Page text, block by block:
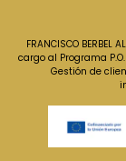
FRANCISCO
cargo al Programa
Gestión de